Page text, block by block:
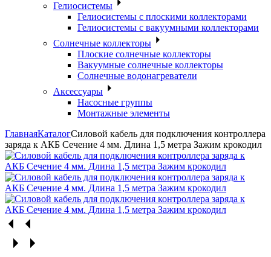
Гелиосистемы
Гелиосистемы с плоскими коллекторами
Гелиосистемы с вакуумными коллекторами
Солнечные коллекторы
Плоские солнечные коллекторы
Вакуумные солнечные коллекторы
Солнечные водонагреватели
Аксессуары
Насосные группы
Монтажные элементы
ГлавнаяКаталогСиловой кабель для подключения контроллера
заряда к АКБ Сечение 4 мм. Длина 1,5 метра Зажим крокодил